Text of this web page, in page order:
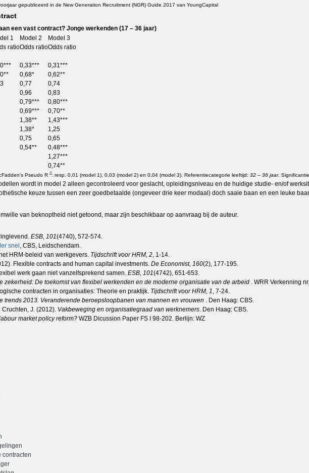
gepubliceerd in de New Generation Recruitment (NGR) Guide 2017 van YoungCapital
een vast contract? Jonge werkenden (17 – 36 jaar)
1
Model 2
Model 3
ratioOdds ratioOdds ratio
0,33***
0,31***
0,68*
0,62**
0,77
0,74
0,96
0,83
0,79***
0,80***
0,69***
0,70**
1,38**
1,43***
1,38*
1,25
0,75
0,65
0,54**
0,48***
1,27***
0,74**
Pseudo R 2: resp. 0,01 (model 1), 0,03 (model 2) en 0,04 (model 3). Referentiecategorie leeftijd: 32 – 36 jaar.
wordt in model 2 alleen gecontroleerd voor geslacht, opleidingsniveau en de huidige studie- en/of
keuze tussen een zeer goedbetaalde (ongeveer drie keer modaal) doch saaie baan en een leuke
van beknoptheid niet getoond, maar zijn beschikbaar op aanvraag bij de auteur.
ESB, 101(4740), 572-574.
snel , CBS, Leidschendam.
HRM-beleid van werkgevers. Tijdschrift voor HRM, 2, 1-14.
Flexible contracts and human capital investments. De Economist, 160(2), 177-195.
werk gaan niet vanzelfsprekend samen. ESB, 101(4742), 651-653.
zekerheid: De toekomst van flexibel werkenden en de moderne organisatie van de arbeid . WRR Verkenning
contracten in organisaties: Theorie en praktijk. Tijdschrift voor HRM, 1, 7-24.
trends 2013. Veranderende beroepsloopbanen van mannen en vrouwen . Den Haag: CBS.
Cruchten, J. (2012). Vakbeweging en organisatiegraad van werknemers. Den Haag: CBS.
market policy reform? WZB Dicussion Paper FS I 98-202. Berlijn: WZ
contracten